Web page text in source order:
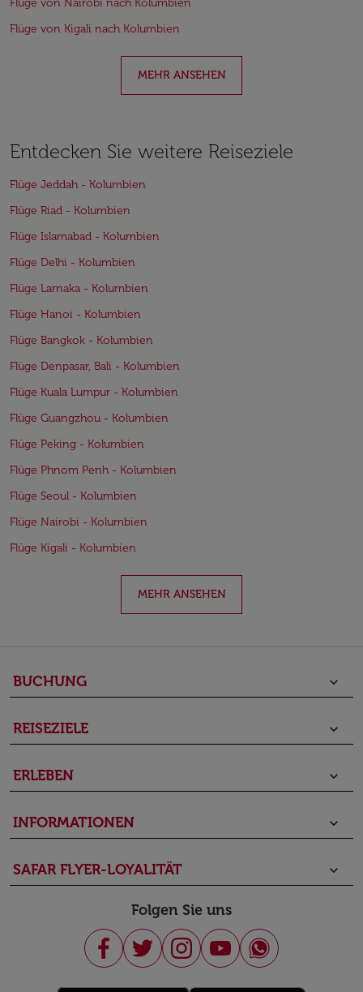
Flüge von Nairobi nach Kolumbien
Flüge von Kigali nach Kolumbien
MEHR ANSEHEN
Entdecken Sie weitere Reiseziele
Flüge Jeddah - Kolumbien
Flüge Riad - Kolumbien
Flüge Islamabad - Kolumbien
Flüge Delhi - Kolumbien
Flüge Larnaka - Kolumbien
Flüge Hanoi - Kolumbien
Flüge Bangkok - Kolumbien
Flüge Denpasar, Bali - Kolumbien
Flüge Kuala Lumpur - Kolumbien
Flüge Guangzhou - Kolumbien
Flüge Peking - Kolumbien
Flüge Phnom Penh - Kolumbien
Flüge Seoul - Kolumbien
Flüge Nairobi - Kolumbien
Flüge Kigali - Kolumbien
MEHR ANSEHEN
BUCHUNG keyboard_arrow_down
REISEZIELE keyboard_arrow_down
ERLEBEN keyboard_arrow_down
INFORMATIONEN keyboard_arrow_down
SAFAR FLYER-LOYALITÄT keyboard_arrow_down
Folgen Sie uns